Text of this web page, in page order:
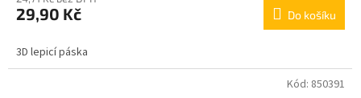
29,90 Kč Do košíku
3D lepicí páska
Kód: 850391